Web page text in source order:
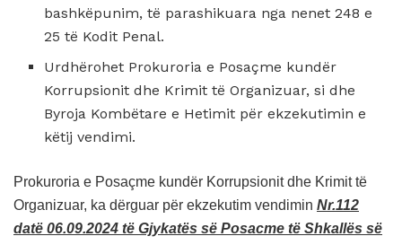
bashkëpunim, të parashikuara nga nenet 248 e
25 të Kodit Penal.
Urdhërohet Prokuroria e Posaçme kundër
Korrupsionit dhe Krimit të Organizuar, si dhe
Byroja Kombëtare e Hetimit për ekzekutimin e
këtij vendimi.
Prokuroria e Posaçme kundër Korrupsionit dhe Krimit të
Organizuar, ka dërguar për ekzekutim vendimin Nr.112
datë 06.09.2024 të Gjykatës së Posacme të Shkallës së